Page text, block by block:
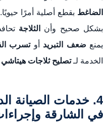
الضاغط بقطع أصلية أمرًا
بشكل صحيح وأن
الثلاجة
يمنع ضعف التبريد أوتسرب
الخدمة لـتصليح ثلاجات
4. خدمات الصيانة
في الشارقة